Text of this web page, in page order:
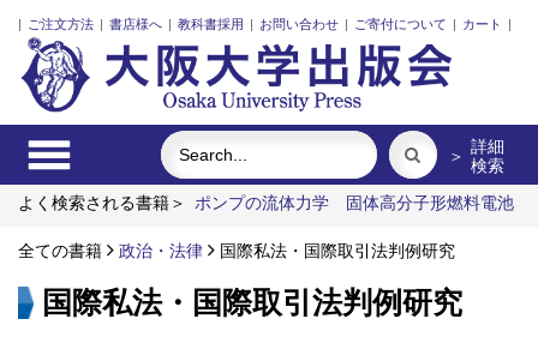
| ご注文方法 | 書店様へ | 教科書採用 | お問い合わせ | ご寄付について | カート |
＞ 詳細
検索
よく検索される書籍＞
ポンプの流体力学
固体高分子形燃料電池
と交流
脳の神秘を探る ロシア語 街に拓く大学
全ての書籍 政治・法律 国際私法・国際取引法判例研究
国際私法・国際取引法判例研究